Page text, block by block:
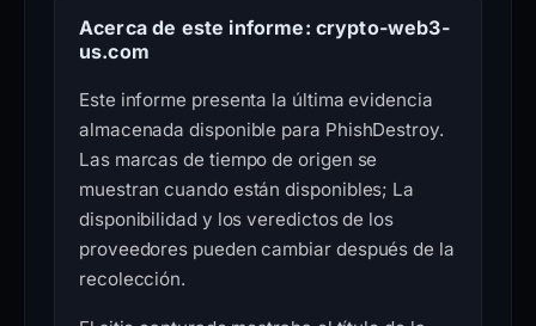
Acerca de este informe: crypto-web3-
us.com
Este informe presenta la última evidencia
almacenada disponible para PhishDestroy.
Las marcas de tiempo de origen se
muestran cuando están disponibles; La
disponibilidad y los veredictos de los
proveedores pueden cambiar después de la
recolección.